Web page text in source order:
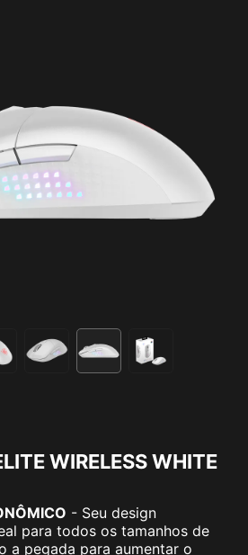
WIRELESS WHITE
- Seu design
para todos os tamanhos de
a pegada para aumentar o